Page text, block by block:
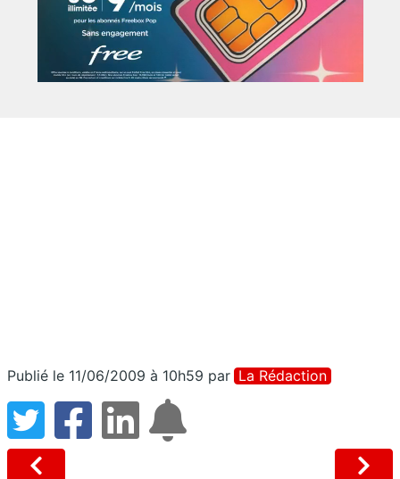
Publié le 11/06/2009 à 10h59 par La Rédaction